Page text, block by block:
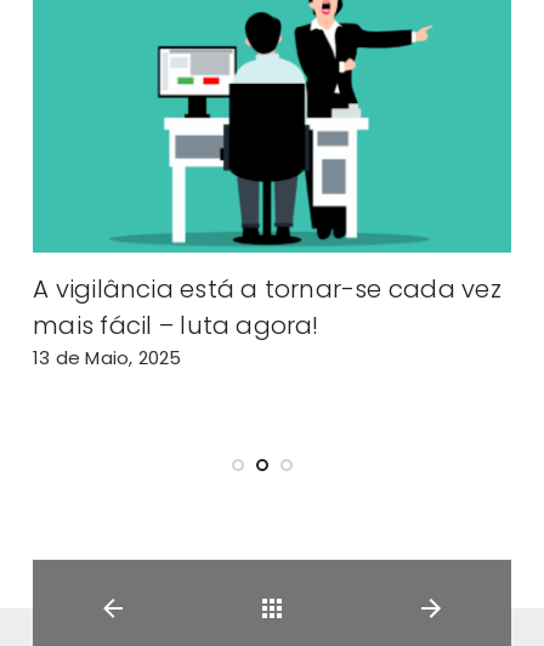
A vigilância está a tornar-se cada vez
mais fácil – luta agora!
13 de Maio, 2025